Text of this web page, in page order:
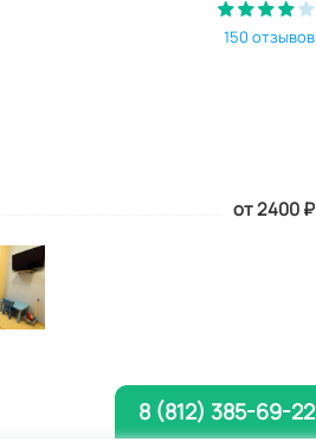
150 отзывов
от 2400₽
8 (812) 385-69-22